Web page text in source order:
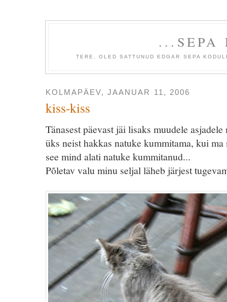
...SEPA
TERE, OLED SATTUNUD EDGAR SEPA
KOLMAPÄEV, JAANUAR 11, 2006
kiss-kiss
Tänasest päevast jäi lisaks muudele
üks neist hakkas natuke kummitama, kui
see mind alati natuke kummitanud...
Põletav valu minu seljal läheb järjest